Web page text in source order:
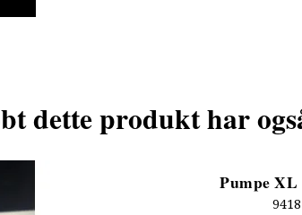
dette produkt har
Pumpe XL